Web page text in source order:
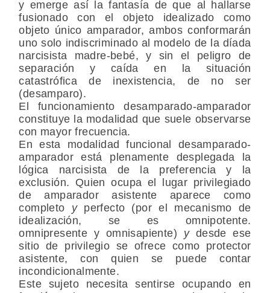
y emerge así la fantasía de que al hallarse
fusionado con el objeto idealizado como
objeto único amparador, ambos conformarán
uno solo indiscriminado al modelo de la díada
narcisista madre-bebé, y sin el peligro de
separación y caída en la situación
catastrófica de inexistencia, de no ser
(desamparo).
El funcionamiento desamparado-amparador
constituye la modalidad que suele observarse
con mayor frecuencia.
En esta modalidad funcional desamparado-
amparador está plenamente desplegada la
lógica narcisista de la preferencia y la
exclusión. Quien ocupa el lugar privilegiado
de amparador asistente aparece como
completo y perfecto (por el mecanismo de
idealización, se es omnipotente.
omnipresente y omnisapiente) y desde ese
sitio de privilegio se ofrece como protector
asistente, con quien se puede contar
incondicionalmente.
Este sujeto necesita sentirse ocupando en